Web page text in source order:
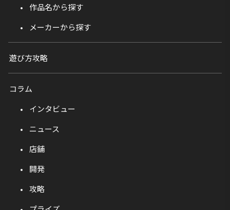
作品名から探す
メーカーから探す
遊び方攻略
コラム
インタビュー
ニュース
店舗
開発
攻略